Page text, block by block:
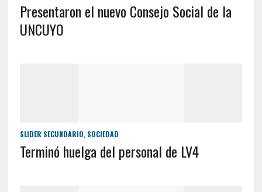
Presentaron el nuevo Consejo Social de la
UNCUYO
SLIDER SECUNDARIO SOCIEDAD
Terminó huelga del personal de LV4